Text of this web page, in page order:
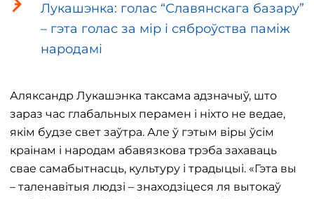
Лукашэнка: голас “Славянскага базару”
– гэта голас за мір і сяброўства паміж
народамі
Аляксандр Лукашэнка таксама адзначыў, што
зараз час глабальных перамен і ніхто не ведае,
якім будзе свет заўтра. Але ў гэтым віры ўсім
краінам і народам абавязкова трэба захаваць
свае самабытнасць, культуру і традыцыі. «Гэта вы
– таленавітыя людзі – знаходзіцеся ля вытокаў